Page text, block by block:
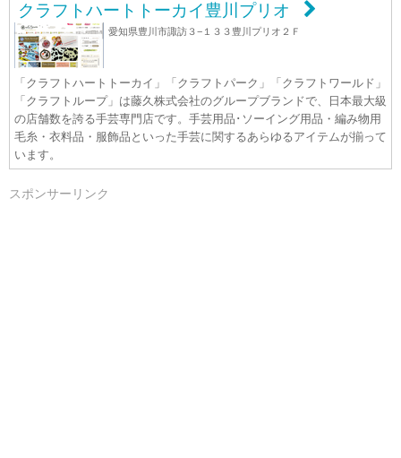
クラフトハートトーカイ豊川プリオ
愛知県豊川市諏訪３−１３３豊川プリオ２Ｆ
「クラフトハートトーカイ」「クラフトパーク」「クラフトワールド」
「クラフトループ」は藤久株式会社のグループブランドで、日本最大級
の店舗数を誇る手芸専門店です。手芸用品･ソーイング用品・編み物用
毛糸・衣料品・服飾品といった手芸に関するあらゆるアイテムが揃って
います。
スポンサーリンク